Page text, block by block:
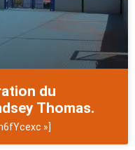
du
Thomas.
»]